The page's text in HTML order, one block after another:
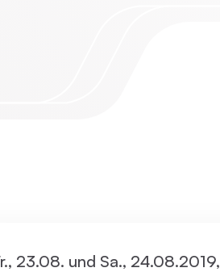
23.08. und Sa., 24.08.2019,